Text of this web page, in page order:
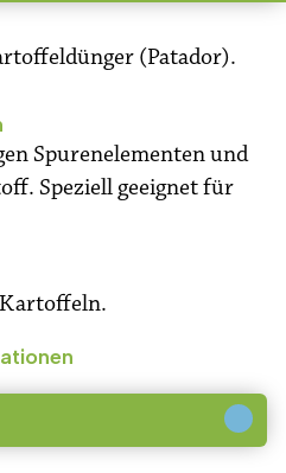
Spurenelementen und
Speziell geeignet für